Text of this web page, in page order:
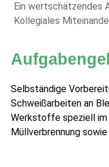
Ein wertschätzendes
Kollegiales
Selbständige
Schweißarbeiten an
Werkstoffe speziell
Müllverbrennung